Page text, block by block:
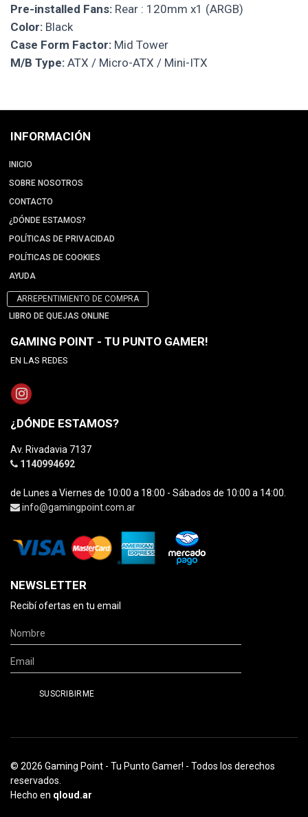
Pre-installed Fans: Rear : 120mm x1 (ARGB)
Color: Black
Case Form Factor: Mid Tower
M/B Type: ATX / Micro-ATX / Mini-ITX
INFORMACIÓN
INICIO
SOBRE NOSOTROS
CONTACTO
¿DÓNDE ESTAMOS?
POLÍTICAS DE PRIVACIDAD
POLÍTICAS DE COOKIES
AYUDA
ARREPENTIMIENTO DE COMPRA
LIBRO DE QUEJAS ONLINE
GAMING POINT - TU PUNTO GAMER!
EN LAS REDES
¿DÓNDE ESTAMOS?
Av. Rivadavia 7137
1140994692
de Lunes a Viernes de 10:00 a 18:00 - Sábados de 10:00 a 14:00.
info@gamingpoint.com.ar
NEWSLETTER
Recibí ofertas en tu email
© 2026 Gaming Point - Tu Punto Gamer! - Todos los derechos
reservados.
Hecho en qloud.ar